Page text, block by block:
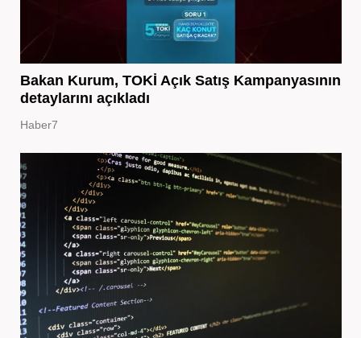
Bakan Kurum, TOKİ Açık Satış Kampanyasının
detaylarını açıkladı
Haber7